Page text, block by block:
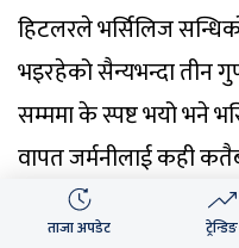
ताजा अपडेट ट्रेन्डिङ